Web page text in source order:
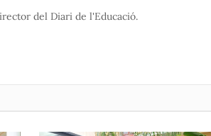
del Diari de l'Educació.